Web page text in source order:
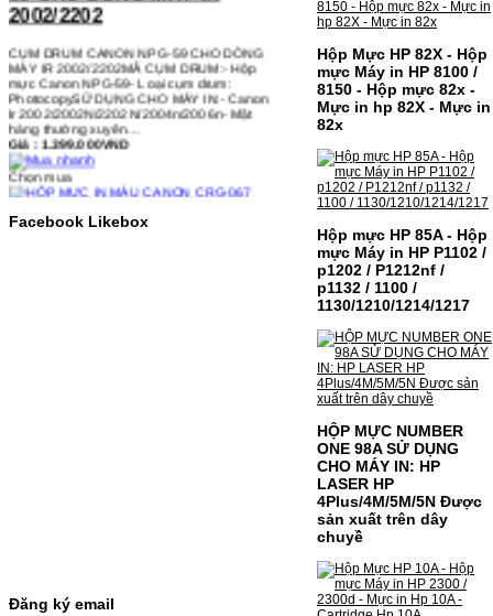
CỤM DRUM CANON NPG-59 CHO DÒNG
MÁY IR 2002/2202MÃ CỤM DRUM:- Hộp
mực Canon NPG-59- Loại cụm drum:
PhotocopySỬ DỤNG CHO MÁY IN:- Canon
Ir 2002/2002N/2202N/2004n/2006n- Mặt
hàng thường xuyên…
Giá : 1.399.000VND
Chọn mua
CRG-067 CHO DÒNG MÁY
(Đen) SỬ DỤNG CHO MÁY IN:– Brother
Facebook Likebox
Đăng ký email
Hộp Mực HP 82X - Hộp
mực Máy in HP 8100 /
8150 - Hộp mực 82x -
Mực in hp 82X - Mực in
82x
Hộp mực HP 85A - Hộp
mực Máy in HP P1102 /
p1202 / P1212nf /
p1132 / 1100 /
1130/1210/1214/1217
HỘP MỰC NUMBER
ONE 98A SỬ DỤNG
CHO MÁY IN: HP
LASER HP
4Plus/4M/5M/5N Được
sản xuất trên dây
chuyề